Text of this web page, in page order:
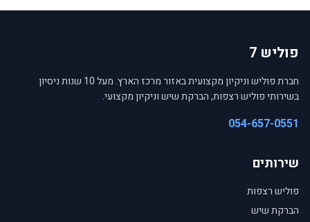
פוליש 7
חברת פוליש וניקיון מקצועית באזור מרכז הארץ. מעל 10 שנות ניסיון
בשירותי פוליש רצפות, הברקת שיש וניקיון מקצועי.
054-657-0551
שירותים
פוליש רצפות
הברקת שיש